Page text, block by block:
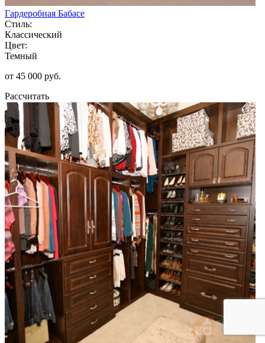
Гардеробная Бабасе
Стиль:
Классический
Цвет:
Темный
от 45 000 руб.
Рассчитать